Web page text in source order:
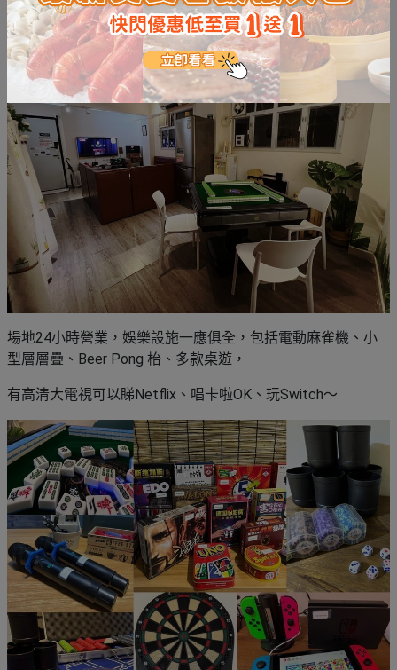
場地24小時營業，娛樂設施一應俱全，包括電動麻雀機、小
型層層疊、Beer Pong 枱、多款桌遊，
有高清大電視可以睇Netflix、唱卡啦OK、玩Switch～